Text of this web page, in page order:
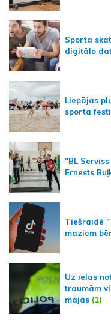
Sporta
digitālo
Liepājas
sporta
"BL
Ernests
Tiešraidē
maziem
Uz ielas
traumām
mājās (1)